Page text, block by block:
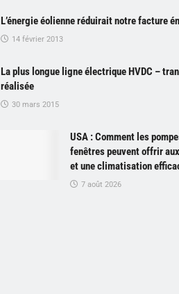
L’énergie éolienne réduirait notre facture
14 février 2013
La plus longue ligne électrique HVDC –
réalisée
30 mars 2015
USA : Comment les
fenêtres peuvent offrir
et une climatisation
7 août 2026